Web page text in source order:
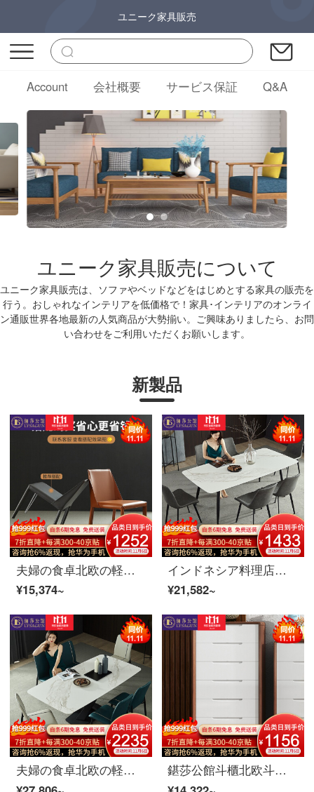
ユニーク家具販売
Account 会社概要 サービス保証 Q&A
ユニーク家具販売について
ユニーク家具販売は、ソファやベッドなどをはじめとする家具の販売を
行う。おしゃれなインテリアを低価格で！家具･インテリアのオンライ
ン通販世界各地最新の人気商品が大勢揃い。ご興味ありましたら、お問
い合わせをご利用いただくお願いします。
新製品
夫婦の食卓北欧の軽い贅沢な実木の長い食卓の食事の椅子のセットのレストランのイタリア式のきわめて簡単な岩板の食事台の食事の家具のデザイナーの項CY 13食事の椅子*4炭素の鋼の足+輸入の岩板+3色は選ぶことができます
¥15,374~
インドネシア料理店の食卓北欧の軽い豪華なテーブルイタリアの極簡単な食事台の椅子セットレストランの簡単な食事テーブルの家具1.6 mテーブルの炭素鋼の足+輸入の岩板
¥21,582~
夫婦の食卓北欧の軽い贅沢な実木の長い食卓の食事の椅子のセットのレストランのイタリア式のきわめて簡単な岩板の食事台の食事の家具のデザイナーの項の1.8 mテーブルの炭素鋼の足+輸入の岩板
鍖莎公館斗櫃北欧斗キャビネット四五六斗キャビネット現代簡単予約リビングルームの引き出し収納収納物のサイドキャビネットセットセット家具六斗キャビネット